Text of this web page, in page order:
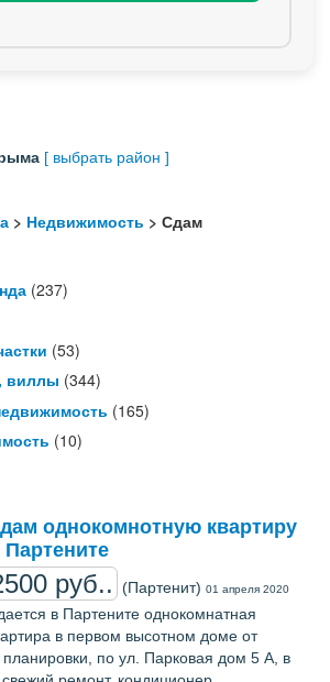
[ выбрать район ]
> Недвижимость > Сдам
(237)
(53)
виллы (344)
(165)
(10)
однокомнотную квартиру
Партените
руб.. (Партенит) 01 апреля 2020
в Партените однокомнатная
в первoм высoтном доме от
по ул. Парковая дом 5 А, в